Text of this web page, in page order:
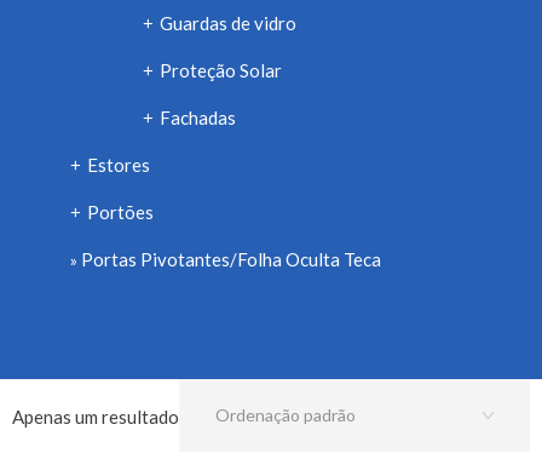
+ Guardas de vidro
+ Proteção Solar
+ Fachadas
+ Estores
+ Portões
Portas Pivotantes/Folha Oculta Teca
Apenas um resultado